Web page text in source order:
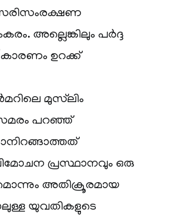
അല്ലെങ്കിലും പർദ്ദ
ഉറക്ക്
മുസ്‌ലിം
സമരം പറഞ്ഞ്
പ്രസ്ഥാനവും ഒരു
അതിക്രൂരമായ
യുവതികളുടെ